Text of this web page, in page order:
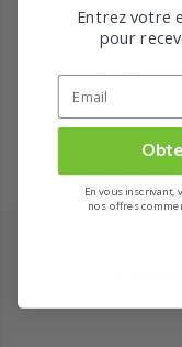
Rose
Shiso
hédonie
Livraison
offerte
dès 49€ d'achat
Entrez votre
pour
En vous
nos offres